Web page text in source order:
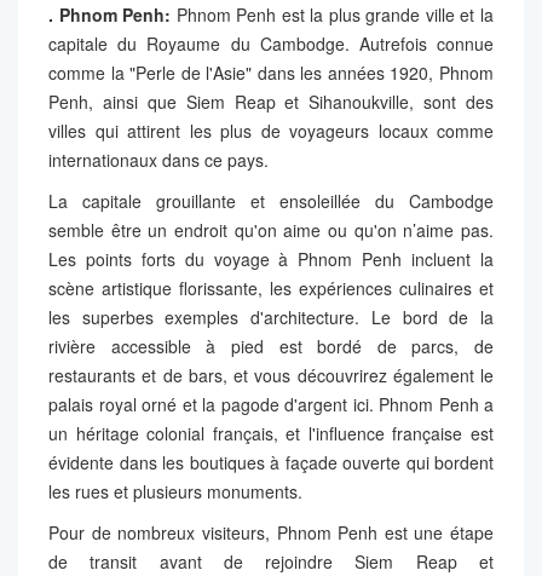
. Phnom Penh: Phnom Penh est la plus grande ville et la
capitale du Royaume du Cambodge. Autrefois connue
comme la "Perle de l'Asie" dans les années 1920, Phnom
Penh, ainsi que Siem Reap et Sihanoukville, sont des
villes qui attirent les plus de voyageurs locaux comme
internationaux dans ce pays.
La capitale grouillante et ensoleillée du Cambodge
semble être un endroit qu'on aime ou qu'on n’aime pas.
Les points forts du voyage à Phnom Penh incluent la
scène artistique florissante, les expériences culinaires et
les superbes exemples d'architecture. Le bord de la
rivière accessible à pied est bordé de parcs, de
restaurants et de bars, et vous découvrirez également le
palais royal orné et la pagode d'argent ici. Phnom Penh a
un héritage colonial français, et l'influence française est
évidente dans les boutiques à façade ouverte qui bordent
les rues et plusieurs monuments.
Pour de nombreux visiteurs, Phnom Penh est une étape
de transit avant de rejoindre Siem Reap et